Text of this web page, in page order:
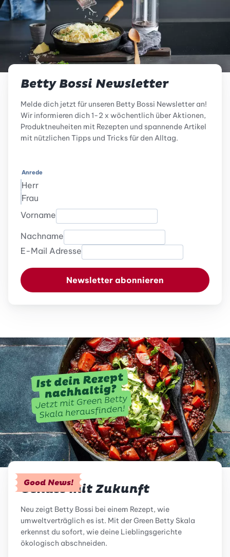
Betty Bossi Newsletter
Melde dich jetzt für unseren Betty Bossi Newsletter an!
Wir informieren dich 1-2 x wöchentlich über Aktionen,
Produktneuheiten mit Rezepten und spannende Artikel
mit nützlichen Tipps und Tricks für den Alltag.
Anrede
Herr
Frau
Vorname
Nachname
E-Mail Adresse
Newsletter abonnieren
Good News!
Genuss mit Zukunft
Neu zeigt Betty Bossi bei einem Rezept, wie
umweltverträglich es ist. Mit der Green Betty Skala
erkennst du sofort, wie deine Lieblingsgerichte
ökologisch abschneiden.